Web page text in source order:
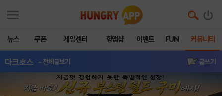
뉴스 쿠폰 게임센터 헝앱샵 이벤트 FUN 커뮤니티
다크호스 - 전체글보기 글쓰기